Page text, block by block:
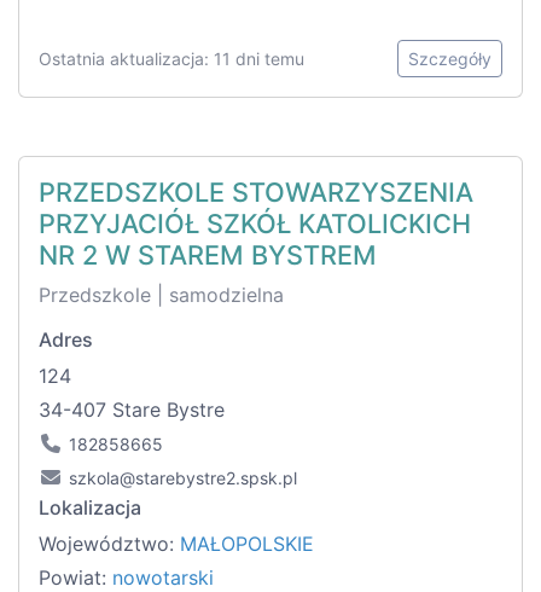
Ostatnia aktualizacja: 11 dni temu Szczegóły
PRZEDSZKOLE STOWARZYSZENIA
PRZYJACIÓŁ SZKÓŁ KATOLICKICH
NR 2 W STAREM BYSTREM
Przedszkole | samodzielna
Adres
124
34-407 Stare Bystre
182858665
szkola@starebystre2.spsk.pl
Lokalizacja
Województwo: MAŁOPOLSKIE
Powiat: nowotarski